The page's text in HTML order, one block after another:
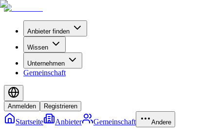
Anbieter finden
Wissen
Unternehmen
Gemeinschaft
Anmelden Registrieren
Startseite Anbieter Gemeinschaft Andere